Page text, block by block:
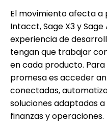
El movimiento afecta
Intacct, Sage X3 y
experiencia de
tengan que trabajar
en cada producto. Para
promesa es acceder
conectadas,
soluciones adaptadas
finanzas y operaciones.